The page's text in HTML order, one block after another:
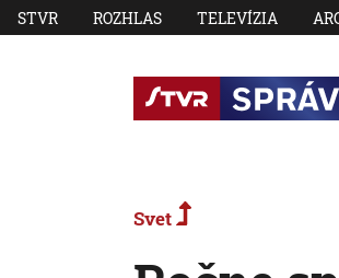
STVR ROZHLAS TELEVÍZIA
Svet